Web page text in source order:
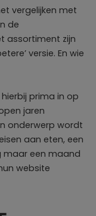
vergelijken met
de
assortiment zijn
versie. En wie
prima in op
jaren
onderwerp wordt
aan eten, een
maar een maand
website